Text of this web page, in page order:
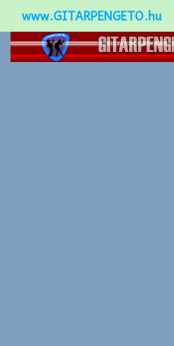
www.GITARPENGETO.hu
Népszerű-